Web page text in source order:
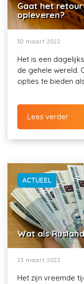
Gaat het
opleveren?
30 maart 2022
Het is een
de gehele wereld.
opties te bieden
Lees verder
ACTUEEL
Wat als
23 maart 2022
Het zijn vreemde